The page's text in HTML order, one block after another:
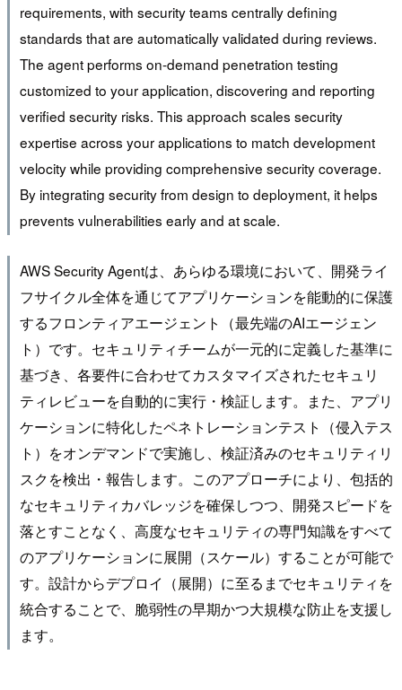
requirements, with security teams centrally defining
standards that are automatically validated during reviews.
The agent performs on-demand penetration testing
customized to your application, discovering and reporting
verified security risks. This approach scales security
expertise across your applications to match development
velocity while providing comprehensive security coverage.
By integrating security from design to deployment, it helps
prevents vulnerabilities early and at scale.
AWS Security Agentは、あらゆる環境において、開発ライ
フサイクル全体を通じてアプリケーションを能動的に保護
するフロンティアエージェント（最先端のAIエージェン
ト）です。セキュリティチームが一元的に定義した基準に
基づき、各要件に合わせてカスタマイズされたセキュリ
ティレビューを自動的に実行・検証します。また、アプリ
ケーションに特化したペネトレーションテスト（侵入テス
ト）をオンデマンドで実施し、検証済みのセキュリティリ
スクを検出・報告します。このアプローチにより、包括的
なセキュリティカバレッジを確保しつつ、開発スピードを
落とすことなく、高度なセキュリティの専門知識をすべて
のアプリケーションに展開（スケール）することが可能で
す。設計からデプロイ（展開）に至るまでセキュリティを
統合することで、脆弱性の早期かつ大規模な防止を支援し
ます。